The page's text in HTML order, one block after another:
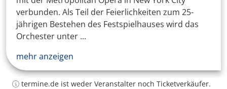
verbunden. Als Teil der Feierlichkeiten zum 25-
jährigen Bestehen des Festspielhauses wird das
Orchester unter ...
mehr anzeigen
termine.de ist weder Veranstalter noch Ticketverkäufer.